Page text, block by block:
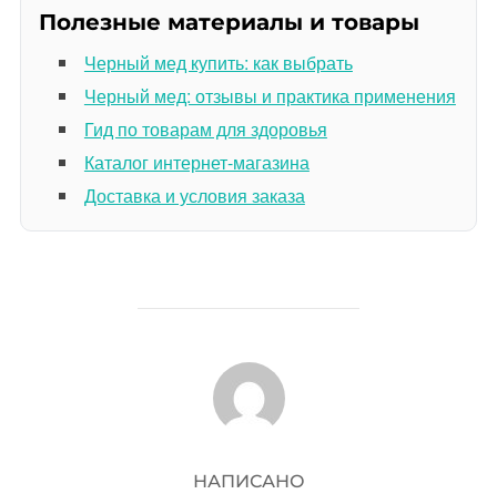
Полезные материалы и товары
Черный мед купить: как выбрать
Черный мед: отзывы и практика применения
Гид по товарам для здоровья
Каталог интернет-магазина
Доставка и условия заказа
АВТОР ЗАПИСИ
НАПИСАНО